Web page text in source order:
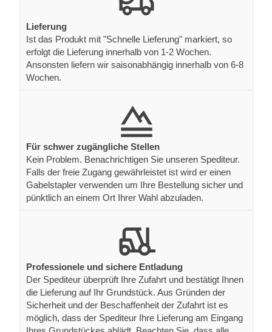
Lieferung
Ist das Produkt mit "Schnelle Lieferung" markiert, so
erfolgt die Lieferung innerhalb von 1-2 Wochen.
Ansonsten liefern wir saisonabhängig innerhalb von 6-8
Wochen.
Für schwer zugängliche Stellen
Kein Problem. Benachrichtigen Sie unseren Spediteur.
Falls der freie Zugang gewährleistet ist wird er einen
Gabelstapler verwenden um Ihre Bestellung sicher und
pünktlich an einem Ort Ihrer Wahl abzuladen.
Professionele und sichere Entladung
Der Spediteur überprüft Ihre Zufahrt und bestätigt Ihnen
die Lieferung auf Ihr Grundstück. Aus Gründen der
Sicherheit und der Beschaffenheit der Zufahrt ist es
möglich, dass der Spediteur Ihre Lieferung am Eingang